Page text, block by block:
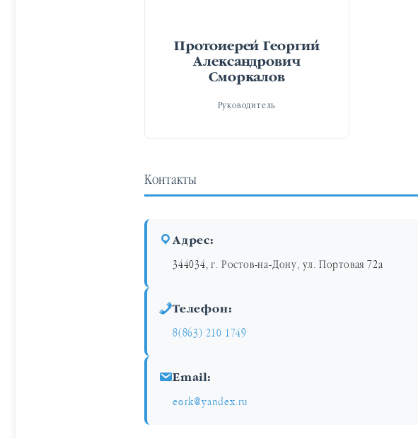
Протоиерей Георгий
Александрович
Сморкалов
Руководитель
Контакты
Адрес:
344034, г. Ростов-на-Дону, ул. Портовая 72а
Телефон:
8(863) 210 1749
Email:
eork@yandex.ru